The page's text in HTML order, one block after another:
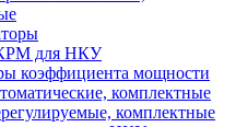
для НКУ
коэффициента мощности
комплектные
комплектные